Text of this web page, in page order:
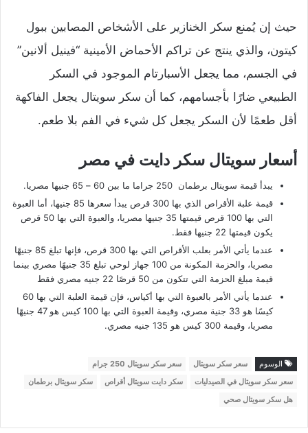
حيث إن يُمنع سكر الخنازير على الأشخاص المصابين ببول
كيتون، والذي ينتج عن تراكم الأحماض الأمينية “فينيل ألانين”
في الجسم، مما يجعل الأسبارتام الموجود في السكر
الطبيعي ضارًا بأجسامهم، كما أن سكر سويتال يجعل الفاكهة
أقل طعمًا لأن السكر يجعل كل شيء في الفم بلا طعم.
أسعار سويتال سكر دايت في مصر
يبدأ قيمة سويتال برطمان 250 جراما ما بين 60 – 65 جنيها مصريا.
قيمة علبة الأقراص الذي بها 300 قرص يبدأ سعرها 85 جنيها، أما العبوة
التي بها 100 قرص قيمتها 35 جنيها مصريا، والعبوة التي بها 50 قرص
يكون قيمتها 22 جنيها فقط.
عندما يأتي الأمر بعلب الأقراص التي بها 300 قرص، فإنها تبلغ 85 جنيهًا
مصريا، والحزمة المكونة من 100 جهاز لوحي تبلغ 35 جنيهًا مصري بينما
قيمة مبلغ الحزمة التي تتكون من 50 قرصًا 22 جنيه مصري فقط
عندما يأتي الأمر بالعبوة التي بها أكياس، فإن قيمة العلبة التي بها 60
كيسًا هو 33 جنية مصري، وقيمة العبوة التي بها 100 كيس هو 47 جنيهًا
مصريا، وقيمة 300 كيس هو 135 جنيه مصري.
الوسوم سعر سكر سويتال
سعر سكر سويتال 250 جرام
سعر سكر سويتال في الصيدليات
سكر دايت سويتال أقراص
سكر سويتال برطمان
هل سكر سويتال صحي